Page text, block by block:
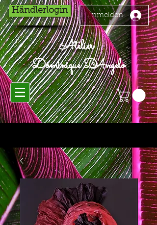
Händlerlogin
Anmelden
Atelier
Dominique D'Angelo